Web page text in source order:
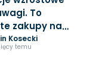
To
zakupy na
Kosecki
temu